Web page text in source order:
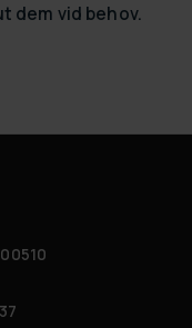
dem vid behov.